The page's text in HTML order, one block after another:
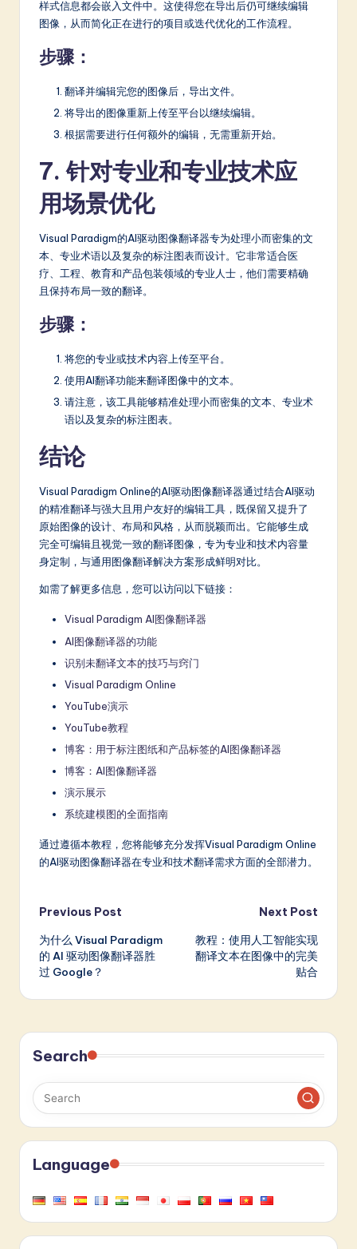
样式信息都会嵌入文件中。这使得您在导出后仍可继续编辑
图像，从而简化正在进行的项目或迭代优化的工作流程。
步骤：
翻译并编辑完您的图像后，导出文件。
将导出的图像重新上传至平台以继续编辑。
根据需要进行任何额外的编辑，无需重新开始。
7. 针对专业和专业技术应
用场景优化
Visual Paradigm的AI驱动图像翻译器专为处理小而密集的文
本、专业术语以及复杂的标注图表而设计。它非常适合医
疗、工程、教育和产品包装领域的专业人士，他们需要精确
且保持布局一致的翻译。
步骤：
将您的专业或技术内容上传至平台。
使用AI翻译功能来翻译图像中的文本。
请注意，该工具能够精准处理小而密集的文本、专业术
语以及复杂的标注图表。
结论
Visual Paradigm Online的AI驱动图像翻译器通过结合AI驱动
的精准翻译与强大且用户友好的编辑工具，既保留又提升了
原始图像的设计、布局和风格，从而脱颖而出。它能够生成
完全可编辑且视觉一致的翻译图像，专为专业和技术内容量
身定制，与通用图像翻译解决方案形成鲜明对比。
如需了解更多信息，您可以访问以下链接：
Visual Paradigm AI图像翻译器
AI图像翻译器的功能
识别未翻译文本的技巧与窍门
Visual Paradigm Online
YouTube演示
YouTube教程
博客：用于标注图纸和产品标签的AI图像翻译器
博客：AI图像翻译器
演示展示
系统建模图的全面指南
通过遵循本教程，您将能够充分发挥Visual Paradigm Online
的AI驱动图像翻译器在专业和技术翻译需求方面的全部潜力。
Post
navigation
Previous Post
为什么 Visual Paradigm
的 AI 驱动图像翻译器胜
过 Google？
Next Post
教程：使用人工智能实现
翻译文本在图像中的完美
贴合
Search
Language